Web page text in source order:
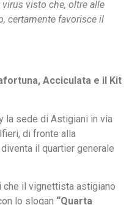
visto che, oltre alle
certamente favorisce il
Acciculata e il Kit
la sede di Astigiani in via
di fronte alla
il quartier generale
il vignettista astigiano
lo slogan “Quarta